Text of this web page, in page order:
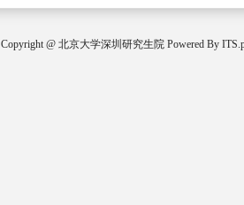
Copyright @ 北京大学深圳研究生院Powered By